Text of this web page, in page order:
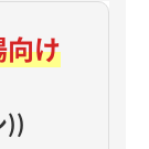
け
))